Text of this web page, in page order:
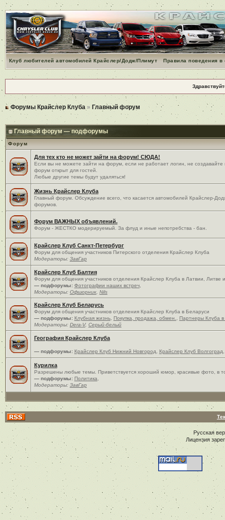
Клуб любителей автомобилей Крайслер/Додж/Плимут Правила поведения
Форумы Крайслер Клуба » Главный форум
Главный форум — подфорумы
Форум
Для тех кто не может зайти на форум! СЮДА!
Если вы не можете зайти на форум, если не работает логин, не
форум открыт для гостей.
Любые другие темы будут удаляться!
Жизнь Крайслер Клуба
Главный форум. Обсуждение всего, что касается автомобилей Крайслер-
форумов.
Форум ВАЖНЫХ объявлений.
Форум - ЖЕСТКО модерируемый. За флуд и иные непотребства - бан.
Крайслер Клуб Санкт-Петербург
Форум для общения участников Питерского отделения Крайслер Клуба
Модераторы: ЗавГар
Крайслер Клуб Балтия
Форум для общения участников отделения Крайслер Клуба в Латвии, Литве
— подфорумы: Фотографии наших встреч,
Модераторы: Офшорник, Nils
Крайслер Клуб Беларусь
Форум для общения участников отделения Крайслер Клуба в Беларуси
— подфорумы: Клубная жизнь, Покупка, продажа, обмен.
Партнеры Клуба
Модераторы: Dera-V, Серый-белый
География Крайслер Клуба
— подфорумы: Крайслер Клуб Нижний Новгород Крайслер Клуб Волгоград
Курилка
Разрешены любые темы. Приветствуется хороший юмор, красивые фото, в
— подфорумы: Политика
Модераторы: ЗавГар
Русская
Лицензия